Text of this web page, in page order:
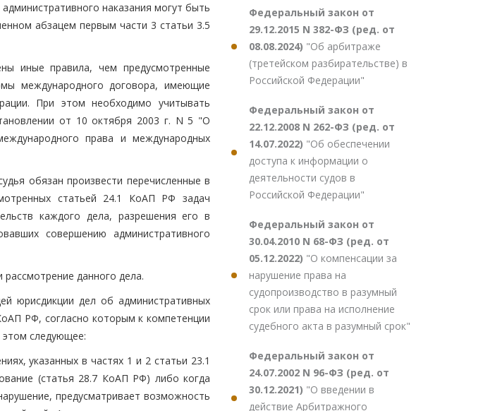
наказания могут быть
абзацем первым части 3 статьи 3.5
иные правила, чем предусмотренные
международного договора, имеющие
При этом необходимо учитывать
от 10 октября 2003 г. N 5 "О
права и международных
обязан произвести перечисленные в
статьей 24.1 КоАП РФ задач
каждого дела, разрешения его в
совершению административного
рассмотрение данного дела.
юрисдикции дел об административных
РФ, согласно которым к компетенции
этом следующее:
указанных в частях 1 и 2 статьи 23.1
(статья 28.7 КоАП РФ) либо когда
предусматривает возможность
Федеральный закон от
29.12.2015 N 382-ФЗ (ред. от
08.08.2024) "Об арбитраже
(третейском разбирательстве) в
Российской Федерации"
Федеральный закон от
22.12.2008 N 262-ФЗ (ред. от
14.07.2022) "Об обеспечении
доступа к информации о
деятельности судов в
Российской Федерации"
Федеральный закон от
30.04.2010 N 68-ФЗ (ред. от
05.12.2022) "О компенсации за
нарушение права на
судопроизводство в разумный
срок или права на исполнение
судебного акта в разумный срок"
Федеральный закон от
24.07.2002 N 96-ФЗ (ред. от
30.12.2021) "О введении в
действие Арбитражного